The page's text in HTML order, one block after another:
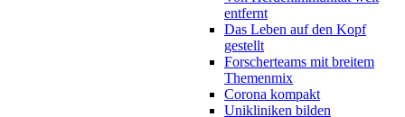
entfernt
Das Leben auf den Kopf
gestellt
Forscherteams mit breitem
Themenmix
Corona kompakt
Unikliniken bilden